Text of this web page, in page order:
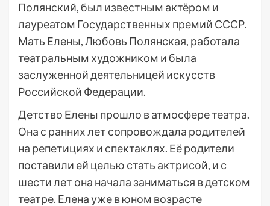
Полянский, был известным актёром и
лауреатом Государственных премий СССР.
Мать Елены, Любовь Полянская, работала
театральным художником и была
заслуженной деятельницей искусств
Российской Федерации.
Детство Елены прошло в атмосфере театра.
Она с ранних лет сопровождала родителей
на репетициях и спектаклях. Её родители
поставили ей целью стать актрисой, и с
шести лет она начала заниматься в детском
театре. Елена уже в юном возрасте